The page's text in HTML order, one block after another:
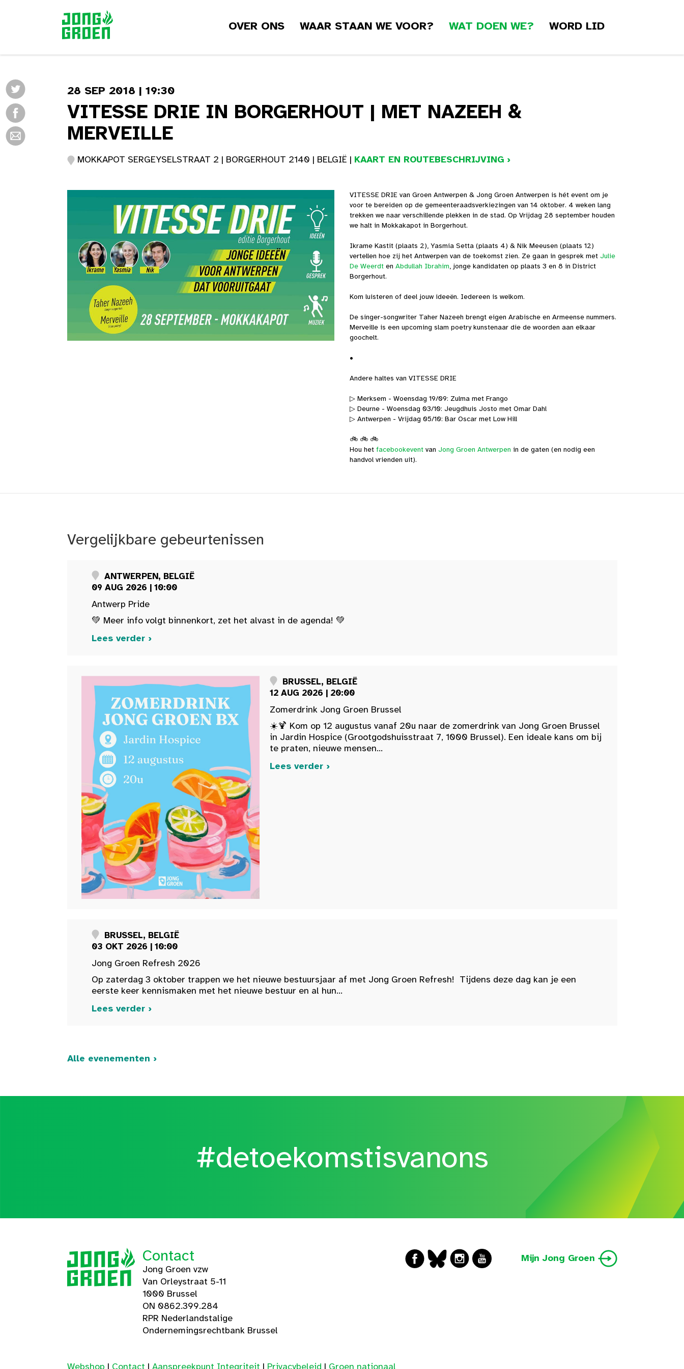
OVER ONS WAAR STAAN WE VOOR? WAT DOEN WE? WORD LID
28 SEP 2018 | 19:30
VITESSE DRIE IN BORGERHOUT | MET NAZEEH &
MERVEILLE
MOKKAPOT SERGEYSELSTRAAT 2 | BORGERHOUT 2140 | BELGIË | KAART EN ROUTEBESCHRIJVING ›
VITESSE DRIE van Groen Antwerpen & Jong Groen Antwerpen is hét event om je
voor te bereiden op de gemeenteraadsverkiezingen van 14 oktober. 4 weken lang
trekken we naar verschillende plekken in de stad. Op Vrijdag 28 september houden
we halt in Mokkakapot in Borgerhout.
Ikrame Kastit (plaats 2), Yasmia Setta (plaats 4) & Nik Meeusen (plaats 12)
vertellen hoe zij het Antwerpen van de toekomst zien. Ze gaan in gesprek met Julie
De Weerdt en Abdullah Ibrahim, jonge kandidaten op plaats 3 en 8 in District
Borgerhout.
Kom luisteren of deel jouw ideeën. Iedereen is welkom.
De singer-songwriter Taher Nazeeh brengt eigen Arabische en Armeense nummers.
Merveille is een upcoming slam poetry kunstenaar die de woorden aan elkaar
goochelt.
•
Andere haltes van VITESSE DRIE
▷ Merksem - Woensdag 19/09: Zulma met Frango
▷ Deurne - Woensdag 03/10: Jeugdhuis Josto met Omar Dahl
▷ Antwerpen - Vrijdag 05/10: Bar Oscar met Low Hill
🚲 🚲 🚲
Hou het facebookevent van Jong Groen Antwerpen in de gaten (en nodig een
handvol vrienden uit).
Vergelijkbare gebeurtenissen
ANTWERPEN, BELGIË
09 AUG 2026 | 10:00
Antwerp Pride
💚 Meer info volgt binnenkort, zet het alvast in de agenda! 💚
Lees verder ›
BRUSSEL, BELGIË
12 AUG 2026 | 20:00
Zomerdrink Jong Groen Brussel
☀️🍹 Kom op 12 augustus vanaf 20u naar de zomerdrink van Jong Groen Brussel
in Jardin Hospice (Grootgodshuisstraat 7, 1000 Brussel). Een ideale kans om bij
te praten, nieuwe mensen...
Lees verder ›
BRUSSEL, BELGIË
03 OKT 2026 | 10:00
Jong Groen Refresh 2026
Op zaterdag 3 oktober trappen we het nieuwe bestuursjaar af met Jong Groen Refresh! Tijdens deze dag kan je een
eerste keer kennismaken met het nieuwe bestuur en al hun...
Lees verder ›
Alle evenementen ›
#detoekomstisvanons
Contact
Jong Groen vzw
Van Orleystraat 5-11
1000 Brussel
ON 0862.399.284
RPR Nederlandstalige
Ondernemingsrechtbank Brussel
Mijn Jong Groen
Webshop | Contact | Aanspreekpunt Integriteit | Privacybeleid | Groen nationaal